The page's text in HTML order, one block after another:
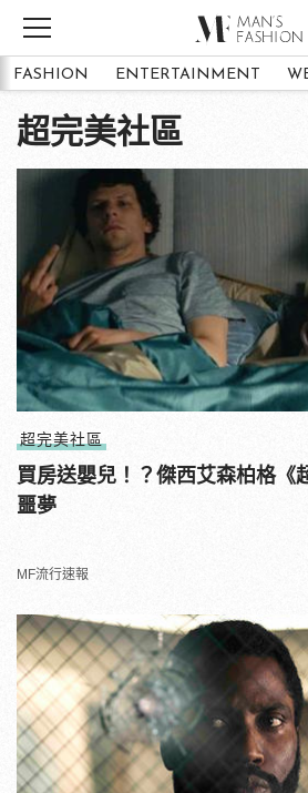
FASHION ENTERTAINMENT
超完美社區
超完美社區
買房送嬰兒！？傑西艾森柏格《
噩夢
MF流行速報